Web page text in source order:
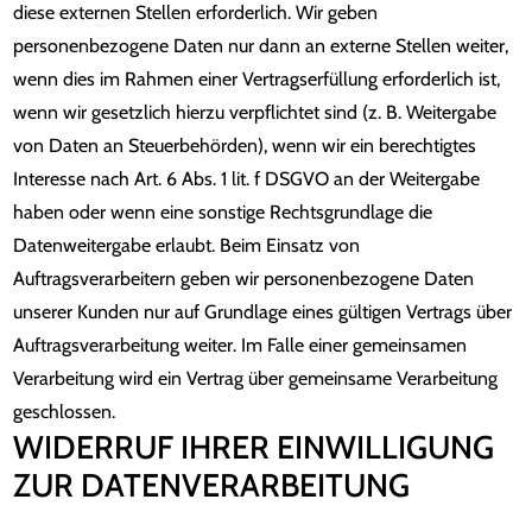
diese externen Stellen erforderlich. Wir geben
personenbezogene Daten nur dann an externe Stellen weiter,
wenn dies im Rahmen einer Vertragserfüllung erforderlich ist,
wenn wir gesetzlich hierzu verpflichtet sind (z. B. Weitergabe
von Daten an Steuerbehörden), wenn wir ein berechtigtes
Interesse nach Art. 6 Abs. 1 lit. f DSGVO an der Weitergabe
haben oder wenn eine sonstige Rechtsgrundlage die
Datenweitergabe erlaubt. Beim Einsatz von
Auftragsverarbeitern geben wir personenbezogene Daten
unserer Kunden nur auf Grundlage eines gültigen Vertrags über
Auftragsverarbeitung weiter. Im Falle einer gemeinsamen
Verarbeitung wird ein Vertrag über gemeinsame Verarbeitung
geschlossen.
WIDERRUF IHRER EINWILLIGUNG
ZUR DATENVERARBEITUNG